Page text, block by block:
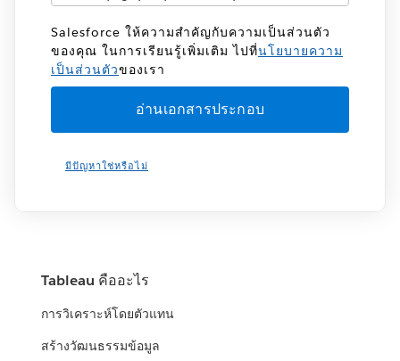
Salesforce ให้ความสำคัญกับความเป็นส่วนตัว
ของคุณ ในการเรียนรู้เพิ่มเติม ไปที่นโยบายความ
เป็นส่วนตัวของเรา
มีปัญหาใช่หรือไม่
Tableau คืออะไร
การวิเคราะห์โดยตัวแทน
สร้างวัฒนธรรมข้อมูล